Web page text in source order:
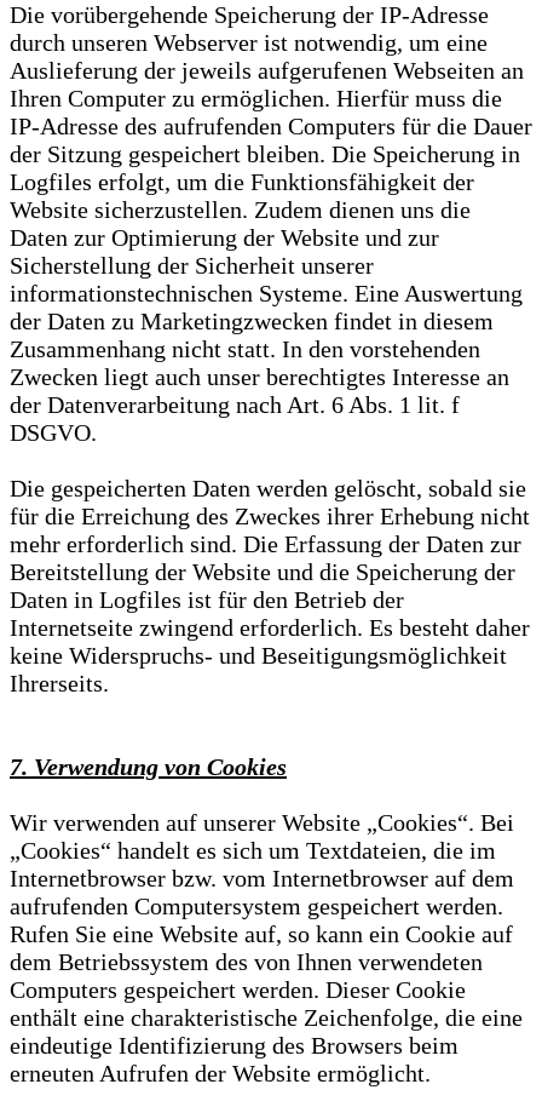
Die vorübergehende Speicherung der IP-Adresse
durch unseren Webserver ist notwendig, um eine
Auslieferung der jeweils aufgerufenen Webseiten an
Ihren Computer zu ermöglichen. Hierfür muss die
IP-Adresse des aufrufenden Computers für die Dauer
der Sitzung gespeichert bleiben. Die Speicherung in
Logfiles erfolgt, um die Funktionsfähigkeit der
Website sicherzustellen. Zudem dienen uns die
Daten zur Optimierung der Website und zur
Sicherstellung der Sicherheit unserer
informationstechnischen Systeme. Eine Auswertung
der Daten zu Marketingzwecken findet in diesem
Zusammenhang nicht statt. In den vorstehenden
Zwecken liegt auch unser berechtigtes Interesse an
der Datenverarbeitung nach Art. 6 Abs. 1 lit. f
DSGVO.
Die gespeicherten Daten werden gelöscht, sobald sie
für die Erreichung des Zweckes ihrer Erhebung nicht
mehr erforderlich sind. Die Erfassung der Daten zur
Bereitstellung der Website und die Speicherung der
Daten in Logfiles ist für den Betrieb der
Internetseite zwingend erforderlich. Es besteht daher
keine Widerspruchs- und Beseitigungsmöglichkeit
Ihrerseits.
7. Verwendung von Cookies
Wir verwenden auf unserer Website „Cookies“. Bei
„Cookies“ handelt es sich um Textdateien, die im
Internetbrowser bzw. vom Internetbrowser auf dem
aufrufenden Computersystem gespeichert werden.
Rufen Sie eine Website auf, so kann ein Cookie auf
dem Betriebssystem des von Ihnen verwendeten
Computers gespeichert werden. Dieser Cookie
enthält eine charakteristische Zeichenfolge, die eine
eindeutige Identifizierung des Browsers beim
erneuten Aufrufen der Website ermöglicht.